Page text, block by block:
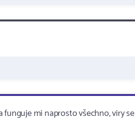
funguje mi naprosto všechno, viry se